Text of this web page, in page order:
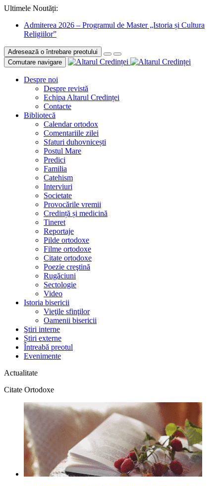
Ultimele Noutăți:
Admiterea 2026 – Programul de Master „Istoria și Cultura
Religiilor”
Adresează o întrebare preotului
Comutare navigare
Despre noi
Despre revistă
Echipa Altarul Credinței
Contacte
Bibliotecă
Calendar ortodox
Comentariile zilei
Sfaturi duhovnicești
Postul Mare
Predici
Familia
Catehism
Interviuri
Societate
Provocările vremii
Credință și medicină
Tineret
Reportaje
Pilde ortodoxe
Filme ortodoxe
Citate ortodoxe
Poezie creştină
Rugăciuni
Sectologie
Video
Istoria bisericii
Vieţile sfinţilor
Oamenii bisericii
Ştiri interne
Știri externe
Întreabă preotul
Evenimente
Actualitate
Citate Ortodoxe